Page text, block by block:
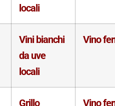
locali
Vini bianchi
da uve
locali
Vino
Grillo Vino